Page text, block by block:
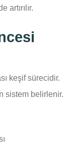
keşif sürecidir.
sistem belirlenir.